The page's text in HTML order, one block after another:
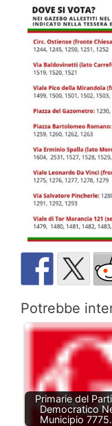
Potrebbe
Primarie del
Democratico
Municipio